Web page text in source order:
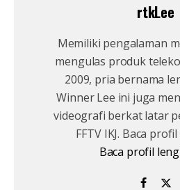
rtkLee
Memiliki pengalaman
mengulas produk
2009, pria bernama
Winner Lee ini juga
videografi berkat latar
FFTV IKJ. Baca
Baca profil